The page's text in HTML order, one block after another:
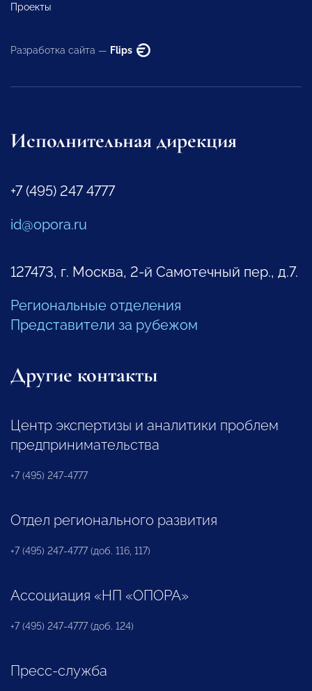
Проекты
Разработка сайта — Flips
Исполнительная дирекция
+7 (495) 247 4777
id@opora.ru
127473, г. Москва, 2-й Самотечный пер., д.7.
Региональные отделения
Представители за рубежом
Другие контакты
Центр экспертизы и аналитики проблем
предпринимательства
+7 (495) 247-4777
Отдел регионального развития
+7 (495) 247-4777 (доб. 116, 117)
Ассоциация «НП «ОПОРА»
+7 (495) 247-4777 (доб. 124)
Пресс-служба